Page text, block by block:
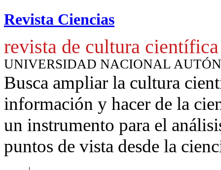
Revista Ciencias
revista de cultura científica
UNIVERSIDAD NACIONAL
Busca ampliar la cultura
información y hacer de la
un instrumento para el
puntos de vista desde la